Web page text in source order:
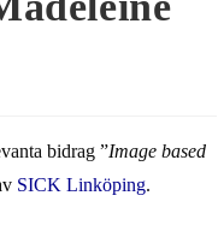
bidrag ”Image based
SICK Linköping.